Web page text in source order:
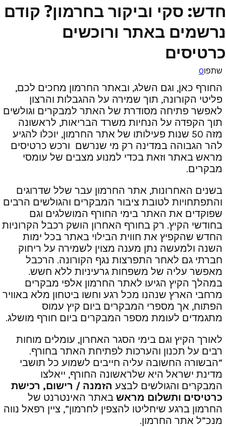
חדש: סקי וביקור בחרמון? קודם
נרשמים באתר ורוכשים
כרטיסים
שתפו0
החורף כאן, וגם השלג, ובאתר החרמון מחכים לכם,
פליטי הקורונה, תוך שמירה על ההגבלות והרצון
לאפשר פתיחה מסודרת של האתר למבקרים וגולשים
תוך הקפדה על הנחיות משרד הבריאות, לראשונה
מזה 50 שנות פעילותו של אתר החרמון, יוכלו להגיע
להר הגבוהה במדינה רק מי שנרשם ורכש כרטיסים
מראש באתר וזאת בכדי למנוע מצבים של עומסי
מבקרים.
בשנים האחרונות, אתר החרמון עבר שלל שדרוגים
והתפתחויות לטובת ציבור המבקרים והגולשים הרבים
שפוקדים את האתר בימי החורף המושלגים וגם
בחודשי הקיץ. רק בחורף האחרון הושק רכבל הקרוניות
החדש שהקפיץ את חווית הבילוי באתר בכל ימות
השנה ולמעשה נתן מענה מצוין לשמירה על ריחוק
חברתי גם לאחר התפרצות נגף הקורונה. הרכבל
מאפשר עליה של משפחות גרעיניות ללא חשש.
במהלך הקיץ הגיעו לאתר החרמון אלפי מבקרים
מרחבי הארץ שנהנו מכל רגע וחשו ביטחון מלא באוויר
הפתוח, אך מספרי המבקרים ביום קיץ עמוס
מתגמדים לעומת מספר המבקרים ביום חורף מושלג.
לאורך הקיץ וגם בימי הסגר האחרון, עומלים מוחות
רבים על תכנון והערכות לפתיחת האתר בחורף.
“הבשורה החשובה עליה חייבים לשמוע כל תושבי
מדינת ישראל היא שלראשונה החורף, ייאלצו
המבקרים והגולשים לבצע הזמנה / רישום, רכישת
כרטיסים ותשלום מראש באתר האינטרנט של
החרמון ברגע שיחליטו להצפין לחרמון”, ציין רפאל נווה
מנכ”ל אתר החרמון.